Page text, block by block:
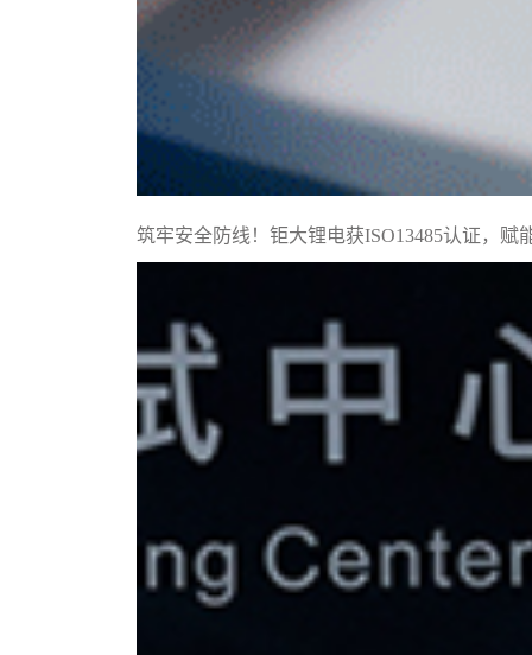
筑牢安全防线！钜大锂电获ISO13485认证，赋